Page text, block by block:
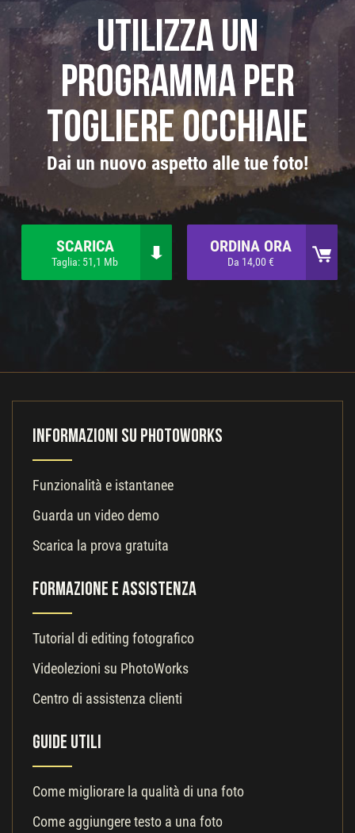
Utilizza un
programma per
togliere occhiaie
Dai un nuovo aspetto alle tue foto!
SCARICA
Taglia: 51,1 Mb
ORDINA ORA
Da 14,00 €
Informazioni su PhotoWorks
Funzionalità e istantanee
Guarda un video demo
Scarica la prova gratuita
Formazione e Assistenza
Tutorial di editing fotografico
Videolezioni su PhotoWorks
Centro di assistenza clienti
Guide utili
Come migliorare la qualità di una foto
Come aggiungere testo a una foto